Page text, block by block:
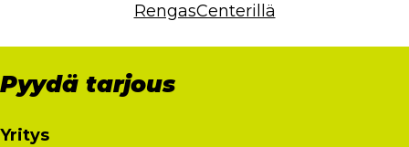
RengasCenterillä
Pyydä tarjous
Yritys